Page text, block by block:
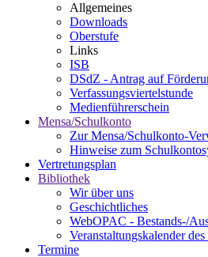
Allgemeines
Downloads
Oberstufe
Links
ISB
DSdZ - Antrag auf
Verfassungsviertelstunde
Medienführerschein
Mensa/Schulkonto
Zur Mensa/Schulkonto-
Hinweise zum
Vertretungsplan
Bibliothek
Wir über uns
Geschichtliches
WebOPAC - Bestands-/
Veranstaltungskalender
Termine